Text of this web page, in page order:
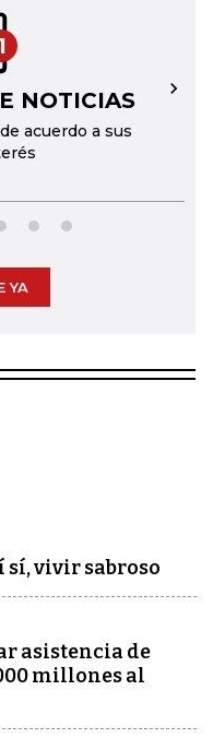
NOTICIAS
acuerdo a sus
→
YA
sí, vivir sabroso
asistencia de
millones al